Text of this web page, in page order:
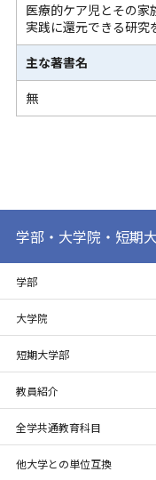
医療的ケア児とその家
実践に還元できる研究
主な著書名
無
学部・大学院・短期
学部
大学院
短期大学部
教員紹介
全学共通教育科目
他大学との単位互換